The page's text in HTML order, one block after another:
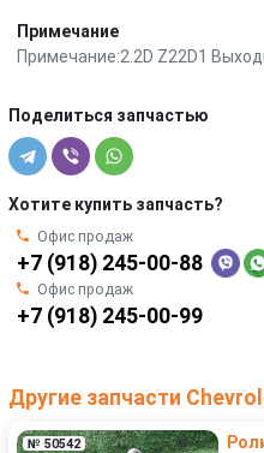
Примечание
Примечание:2.2D Z22D1
Поделиться запчастью
Хотите купить запчасть?
Офис продаж
+7 (918) 245-00-88
Офис продаж
+7 (918) 245-00-99
Другие запчасти
№ 50542